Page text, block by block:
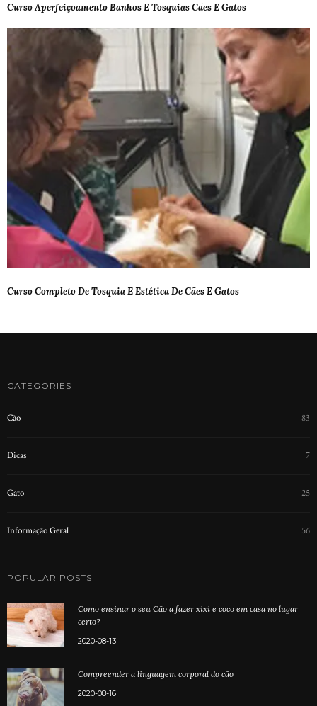
Curso Aperfeiçoamento Banhos E Tosquias Cães E Gatos
Curso Completo De Tosquia E Estética De Cães E Gatos
CATEGORIES
Cão 83
Dicas 7
Gato 25
Informação Geral 56
POPULAR POSTS
Como ensinar o seu Cão a fazer xixi e coco em casa no lugar
certo?
2020-08-13
Compreender a linguagem corporal do cão
2020-08-16